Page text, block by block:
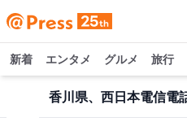
新着 エンタメ グルメ 旅行